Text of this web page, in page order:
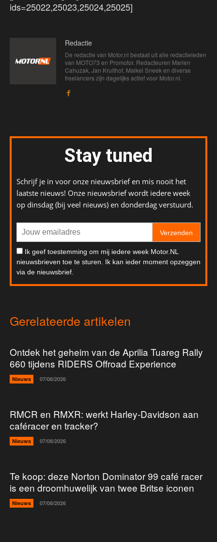
ids=25022,25023,25024,25025]
Redactie
De redactie van Motor.nl bestaat uit alle redactieleden
van MOTO73 en Promotor. Redacteuren Marien
Cahuzak, Jan Kruithof, Maikel Sneek en diverse
freelancers zijn dagelijks actief voor Motor.nl.
Stay tuned
Schrijf je in voor onze nieuwsbrief en mis nooit het
laatste nieuws! Onze nieuwsbrief wordt iedere week
op dinsdag (bij veel nieuws) en donderdag verstuurd.
Verzenden
Ik geef toestemming om mij iedere week Motor.NL
nieuwsbrieven toe te sturen. Ik kan ieder moment opzeggen
via de nieuwsbrief.
Gerelateerde artikelen
Ontdek het geheim van de Aprilia Tuareg Rally
660 tijdens RIDERS Offroad Experience
Nieuws 07/08/2026
RMCR en RMXR: werkt Harley-Davidson aan
caféracer en tracker?
Nieuws 07/08/2026
Te koop: deze Norton Dominator 99 café racer
is een droomhuwelijk van twee Britse iconen
Nieuws 07/08/2026